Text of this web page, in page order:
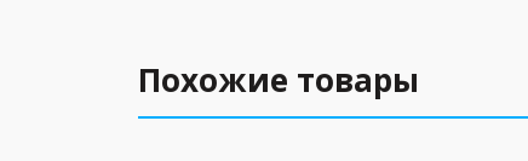
Похожие товары